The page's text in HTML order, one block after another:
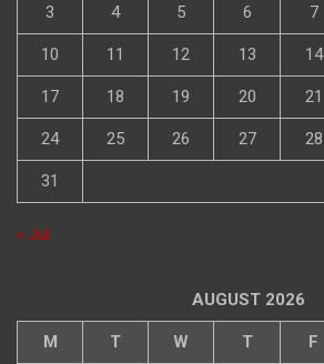
3 4 5 6 7
10 11 12 13 14
17 18 19 20 21
24 25 26 27 28
31
« Jul
AUGUST 2026
M T W T F